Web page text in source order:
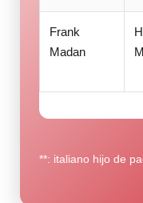
Frank
Madan
**: italiano hijo de